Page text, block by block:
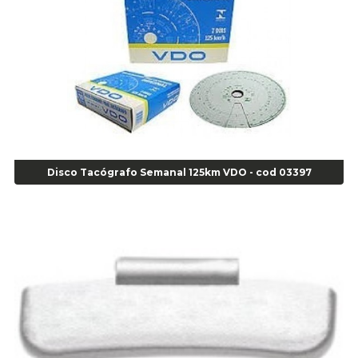
Super Bonder 05grs - Cod 00853
Super Bonder 60 segundos 20 grs - cod 03640
Agulha Escariadora Passeio - Cod 02978
Agulha Escariadora/ Alargadora Caminhão - COD. 02342
Agulha Inserto Pneu s/ câmara - Caminhão - Cod 01909
Agulha Inserto Pneu s/ câmara - Moto - cod 02973
Agulha para Aplicação Vipstem- Vipal - Cod 02558
Alicate Bico Curvo - Cod 01781
Alicate Bico Reto - Cod 02804
Alicate Bico Reto para Anéis Internos - Cod 00892
Alicate Bomba D Água - Cod 01326
Disco Tacógrafo Semanal 125km VDO - cod 03397